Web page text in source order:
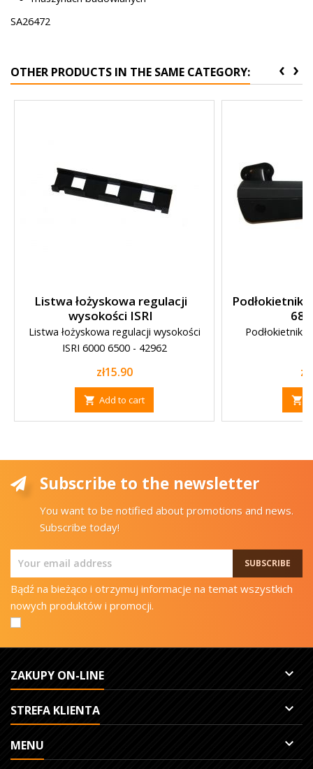
SA26472
OTHER PRODUCTS IN THE SAME CATEGORY: ‹ ›
Listwa łożyskowa regulacji
wysokości ISRI
Listwa łożyskowa regulacji wysokości
ISRI 6000 6500 - 42962
Price
zł15.90
 Add to cart
Podłokietnik
Podłokietnik

Subscribe to the newsletter
You want to be notified about promotions and news.
Subscribe today!
Bądź na bieżąco i otrzymuj informacje na temat wszystkich
nowych produktów i promocji.
ZAKUPY ON-LINE 
STREFA KLIENTA 
MENU 